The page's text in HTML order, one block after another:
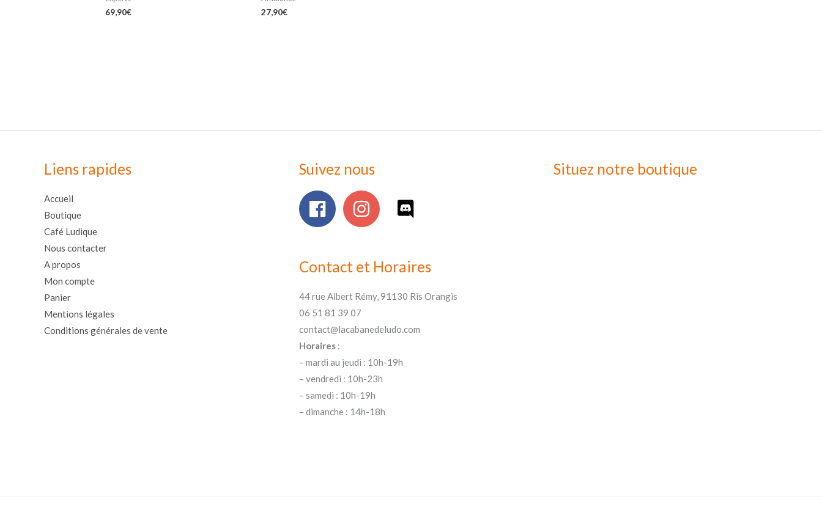
69,90€
27,90€
Liens rapides
Accueil
Boutique
Café Ludique
Nous contacter
A propos
Mon compte
Panier
Mentions légales
Conditions générales de vente
Suivez nous
Contact et Horaires
44 rue Albert Rémy, 91130 Ris Orangis
06 51 81 39 07
contact@lacabanedeludo.com
Horaires:
– mardi au jeudi : 10h-19h
– vendredi : 10h-23h
– samedi : 10h-19h
– dimanche : 14h-18h
Situez notre boutique